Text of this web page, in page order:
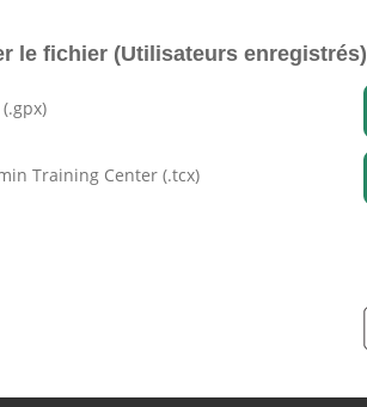
le fichier (Utilisateurs enregistrés)
(.gpx)
Training Center (.tcx)